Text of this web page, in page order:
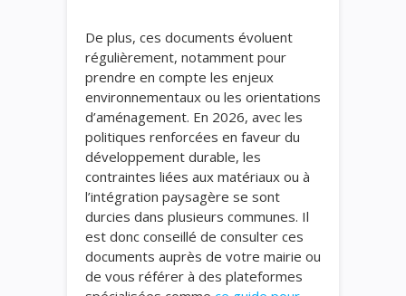
De plus, ces documents évoluent
régulièrement, notamment pour
prendre en compte les enjeux
environnementaux ou les orientations
d’aménagement. En 2026, avec les
politiques renforcées en faveur du
développement durable, les
contraintes liées aux matériaux ou à
l’intégration paysagère se sont
durcies dans plusieurs communes. Il
est donc conseillé de consulter ces
documents auprès de votre mairie ou
de vous référer à des plateformes